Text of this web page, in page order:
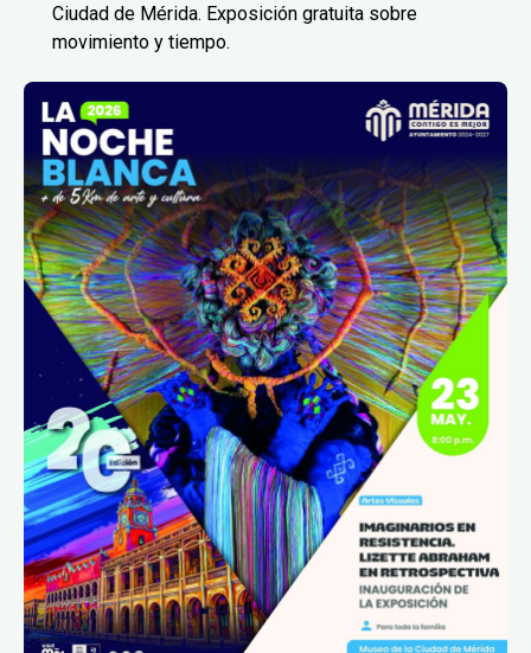
Ciudad de Mérida. Exposición gratuita sobre
movimiento y tiempo.